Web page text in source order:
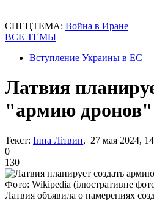
СПЕЦТЕМА: Война в Иране
ВСЕ ТЕМЫ
Вступление Украины в ЕС
Латвия
"армию дронов"
Текст: Інна Літвин, 27 мая 2024,
0
130
Фото: Wikipedia (ілюстративне
Латвия объявила о намерениях